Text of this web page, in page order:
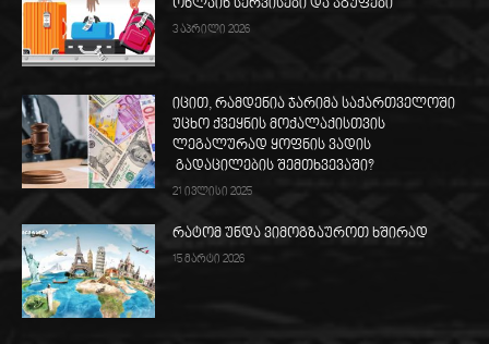
ონლაინ სერვისები და ჯგუფები
3 აპრილი 2026
იცით, რამდენია ჯარიმა საქართველოში
უცხო ქვეყნის მოქალაქისთვის
ლეგალურად ყოფნის ვადის
გადაცილების შემთხვევაში?
21 ივლისი 2025
რატომ უნდა ვიმოგზაუროთ ხშირად
15 მარტი 2026